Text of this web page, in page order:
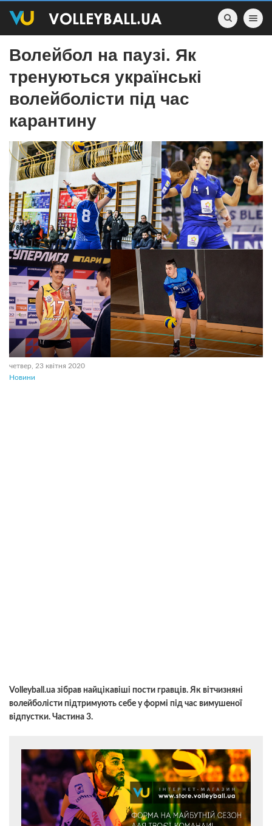
Toggle
Волейбол на паузі. Як
тренуються українські
волейболісти під час
карантину
четвер, 23 квітня 2020
Новини
Volleyball.ua зібрав найцікавіші пости гравців. Як вітчизняні
волейболісти підтримують себе у формі під час вимушеної
відпустки. Частина 3.